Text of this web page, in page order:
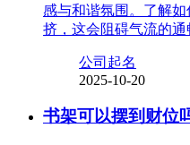
感与和谐氛围。了解
挤，这会阻碍气流的
公司起名
2025-10-20
书架可以摆到财位